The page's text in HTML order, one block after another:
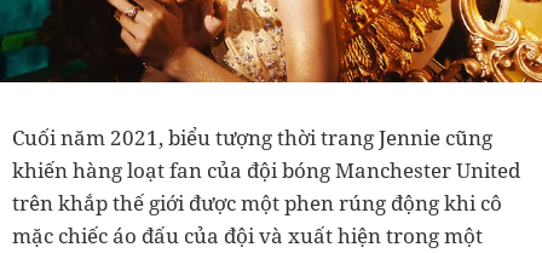
Cuối năm 2021, biểu tượng thời trang Jennie cũng
khiến hàng loạt fan của đội bóng Manchester United
trên khắp thế giới được một phen rúng động khi cô
mặc chiếc áo đấu của đội và xuất hiện trong một